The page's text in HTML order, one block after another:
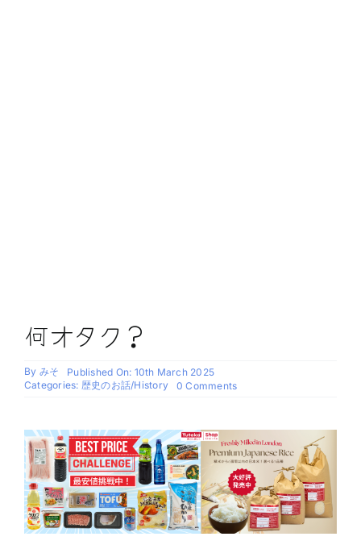
何オタク？
By みそ
Published On: 10th March 2025
Categories: 歴史のお話/History 0 Commentson
ク？